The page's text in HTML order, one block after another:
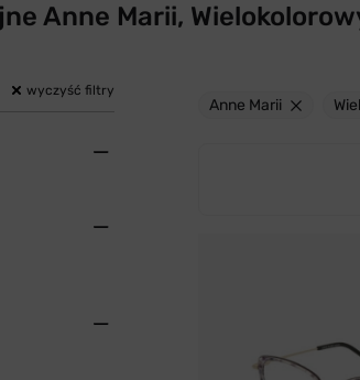
Anne Marii,
wyczyść filtry
Anne Marii